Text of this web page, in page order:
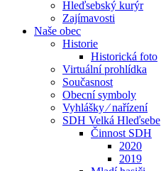
Hleďsebský kurýr
Zajímavosti
Naše obec
Historie
Historická foto
Virtuální prohlídka
Současnost
Obecní symboly
Vyhlášky ⁄ nařízení
SDH Velká Hleďsebe
Činnost SDH
2020
2019